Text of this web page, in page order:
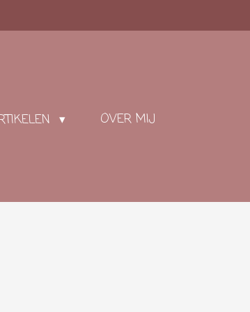
OVER MIJ